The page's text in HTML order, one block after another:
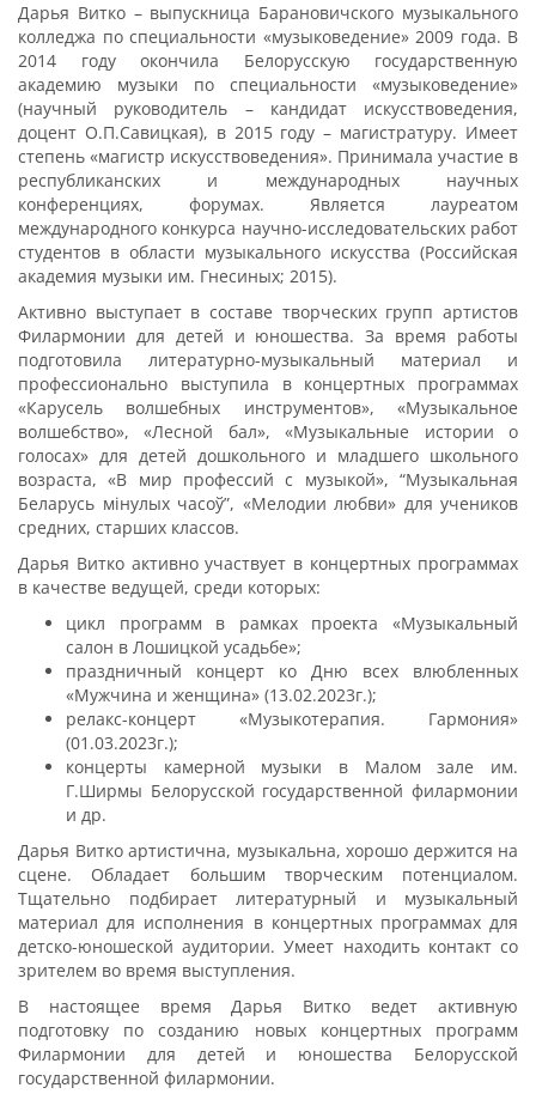
Дарья Витко – выпускница Барановичского музыкального
колледжа по специальности «музыковедение» 2009 года. В
2014 году окончила Белорусскую государственную
академию музыки по специальности «музыковедение»
(научный руководитель – кандидат искусствоведения,
доцент О.П.Савицкая), в 2015 году – магистратуру. Имеет
степень «магистр искусствоведения». Принимала участие в
республиканских и международных научных
конференциях, форумах. Является лауреатом
международного конкурса научно-исследовательских работ
студентов в области музыкального искусства (Российская
академия музыки им. Гнесиных; 2015).
Активно выступает в составе творческих групп артистов
Филармонии для детей и юношества. За время работы
подготовила литературно-музыкальный материал и
профессионально выступила в концертных программах
«Карусель волшебных инструментов», «Музыкальное
волшебство», «Лесной бал», «Музыкальные истории о
голосах» для детей дошкольного и младшего школьного
возраста, «В мир профессий с музыкой», “Музыкальная
Беларусь мінулых часоў”, «Мелодии любви» для учеников
средних, старших классов.
Дарья Витко активно участвует в концертных программах
в качестве ведущей, среди которых:
цикл программ в рамках проекта «Музыкальный
салон в Лошицкой усадьбе»;
праздничный концерт ко Дню всех влюбленных
«Мужчина и женщина» (13.02.2023г.);
релакс-концерт «Музыкотерапия. Гармония»
(01.03.2023г.);
концерты камерной музыки в Малом зале им.
Г.Ширмы Белорусской государственной филармонии
и др.
Дарья Витко артистична, музыкальна, хорошо держится на
сцене. Обладает большим творческим потенциалом.
Тщательно подбирает литературный и музыкальный
материал для исполнения в концертных программах для
детско-юношеской аудитории. Умеет находить контакт со
зрителем во время выступления.
В настоящее время Дарья Витко ведет активную
подготовку по созданию новых концертных программ
Филармонии для детей и юношества Белорусской
государственной филармонии.